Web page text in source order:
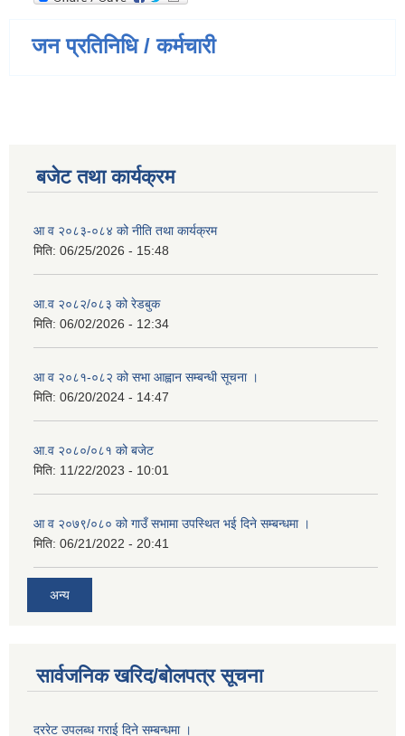
जन प्रतिनिधि / कर्मचारी
बजेट तथा कार्यक्रम
आ व २०८३-०८४ को नीति तथा कार्यक्रम
मिति: 06/25/2026 - 15:48
आ.व २०८२/०८३ को रेडबुक
मिति: 06/02/2026 - 12:34
आ व २०८१-०८२ को सभा आह्वान सम्बन्धी सूचना ।
मिति: 06/20/2024 - 14:47
आ.व २०८०/०८१ को बजेट
मिति: 11/22/2023 - 10:01
आ व २०७९/०८० को गाउँ सभामा उपस्थित भई दिने सम्बन्धमा ।
मिति: 06/21/2022 - 20:41
अन्य
सार्वजनिक खरिद/बोलपत्र सूचना
दररेट उपलब्ध गराई दिने सम्बन्धमा ।